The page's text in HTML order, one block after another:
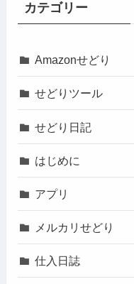
カテゴリー
Amazonせどり
せどりツール
せどり日記
はじめに
アプリ
メルカリせどり
仕入日誌